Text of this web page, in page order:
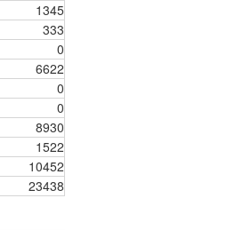
1345
333
0
6622
0
0
8930
1522
10452
23438